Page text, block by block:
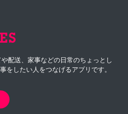
配送、家事などの日常のちょっとし
をしたい人をつなげるアプリです。